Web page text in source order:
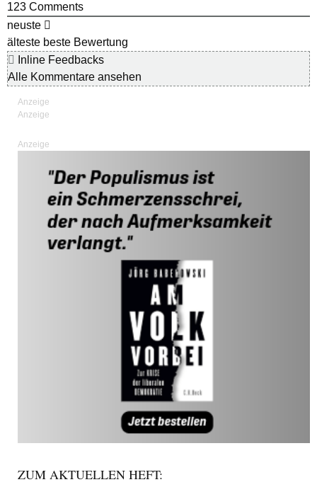
123 Comments
neuste
älteste beste Bewertung
Inline Feedbacks
Alle Kommentare ansehen
Anzeige
ZUM AKTUELLEN HEFT: